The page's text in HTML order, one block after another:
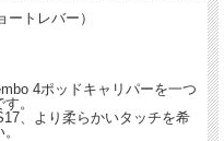
トレバー）
4ポッドキャリパーを一つ
。
、より柔らかいタッチを希